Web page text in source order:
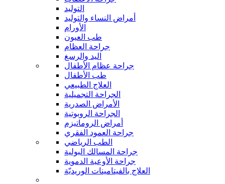
التوليد
أمراض النساء والتوليد
الأورام
طب العيون
جراحة العظام
اليد والرسغ
جراحة عظام الأطفال
طب الأطفال
العلاج الطبيعي
الجراحة التجميلية
الأمراض الصدرية
الجراحة الروبوتية
أمراض الروماتيزم
جراحة العمود الفقري
الطب الرياضي
جراحة المسالك البولية
جراحة الأوعية الدموية
العلاج بالفيتامينات الوريديّة